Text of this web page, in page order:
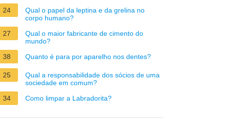
24
Qual o papel da leptina e da grelina no
corpo humano?
27
Qual o maior fabricante de cimento do
mundo?
38
Quanto é para por aparelho nos dentes?
25
Qual a responsabilidade dos sócios de uma
sociedade em comum?
34
Como limpar a Labradorita?